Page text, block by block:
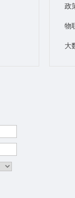
政
物
大